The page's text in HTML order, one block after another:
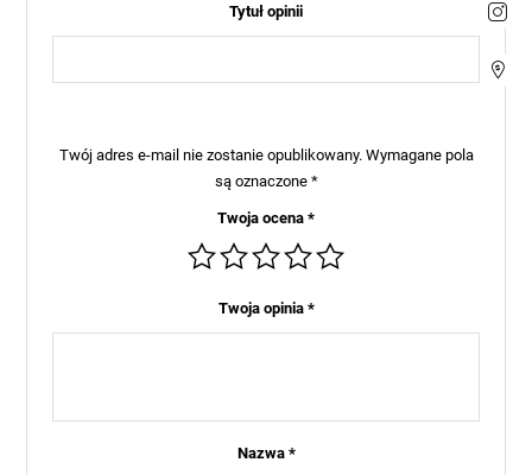
Tytuł opinii
Twój adres e-mail nie zostanie opublikowany. Wymagane pola
są oznaczone *
Twoja ocena *
Twoja opinia *
Nazwa *